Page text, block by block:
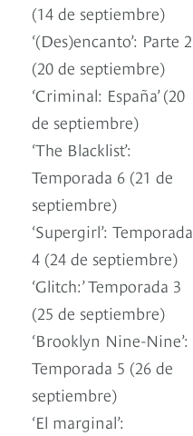
(14 de septiembre)
‘(Des)encanto’: Parte 2
(20 de septiembre)
‘Criminal: España’ (20
de septiembre)
‘The Blacklist’:
Temporada 6 (21 de
septiembre)
‘Supergirl’: Temporada
4 (24 de septiembre)
‘Glitch:’ Temporada 3
(25 de septiembre)
‘Brooklyn Nine-Nine’:
Temporada 5 (26 de
septiembre)
‘El marginal’: